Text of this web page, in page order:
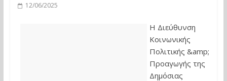
12/06/2025
Η Διεύθυνση
Κοινωνικής
Πολιτικής &amp;
Προαγωγής της
Δημόσιας